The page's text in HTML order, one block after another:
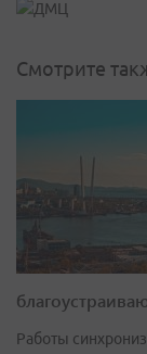
Смотрите
Работы